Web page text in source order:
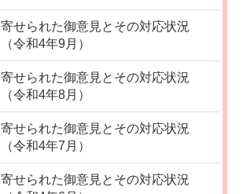
寄せられた御意見とその対応状況
（令和4年9月）
寄せられた御意見とその対応状況
（令和4年8月）
寄せられた御意見とその対応状況
（令和4年7月）
寄せられた御意見とその対応状況